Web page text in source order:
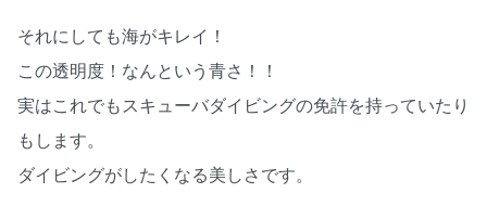
それにしても海がキレイ！
この透明度！なんという青さ！！
実はこれでもスキューバダイビングの免許を持っていたり
もします。
ダイビングがしたくなる美しさです。